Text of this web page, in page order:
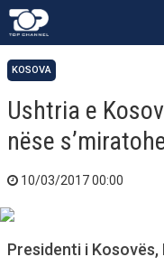
KOSOVA
Ushtria e
nëse
10/03/2017 00:00
Presidenti i